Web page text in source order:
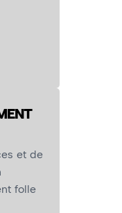
et de
folle